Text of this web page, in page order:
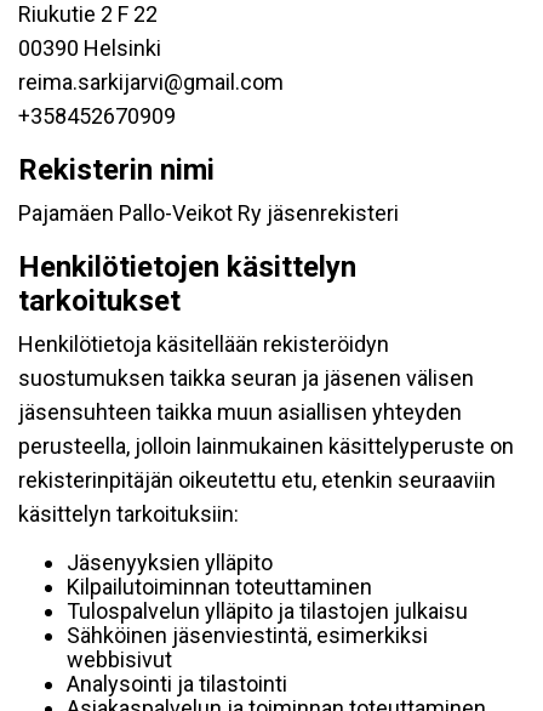
Riukutie 2 F 22
00390 Helsinki
reima.sarkijarvi@gmail.com
+358452670909
Rekisterin nimi
Pajamäen Pallo-Veikot Ry jäsenrekisteri
Henkilötietojen käsittelyn
tarkoitukset
Henkilötietoja käsitellään rekisteröidyn
suostumuksen taikka seuran ja jäsenen välisen
jäsensuhteen taikka muun asiallisen yhteyden
perusteella, jolloin lainmukainen käsittelyperuste on
rekisterinpitäjän oikeutettu etu, etenkin seuraaviin
käsittelyn tarkoituksiin:
Jäsenyyksien ylläpito
Kilpailutoiminnan toteuttaminen
Tulospalvelun ylläpito ja tilastojen julkaisu
Sähköinen jäsenviestintä, esimerkiksi
webbisivut
Analysointi ja tilastointi